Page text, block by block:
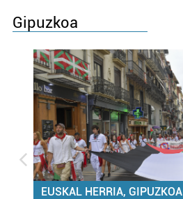
Gipuzkoa
EUSKAL HERRIA, GIPUZKOA